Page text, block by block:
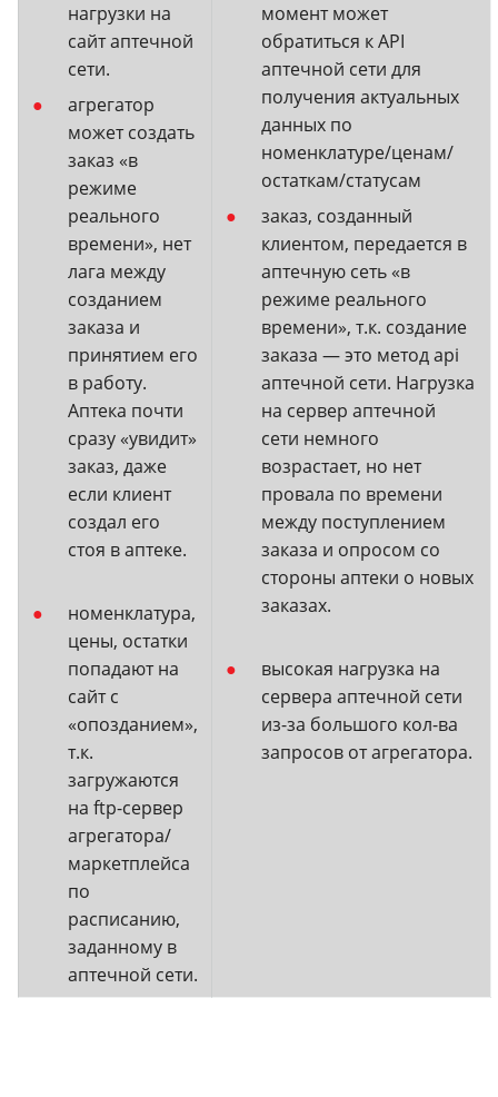
нагрузки на
сайт аптечной
сети.
агрегатор
может создать
заказ «в
режиме
реального
времени», нет
лага между
созданием
заказа и
принятием его
в работу.
Аптека почти
сразу «увидит»
заказ, даже
если клиент
создал его
стоя в аптеке.
номенклатура,
цены, остатки
попадают на
сайт с
«опозданием»,
т.к.
загружаются
на ftp-сервер
агрегатора/
маркетплейса
по
расписанию,
заданному в
аптечной сети.
момент может
обратиться к API
аптечной сети для
получения актуальных
данных по
номенклатуре/ценам/
остаткам/статусам
заказ, созданный
клиентом, передается в
аптечную сеть «в
режиме реального
времени», т.к. создание
заказа — это метод api
аптечной сети. Нагрузка
на сервер аптечной
сети немного
возрастает, но нет
провала по времени
между поступлением
заказа и опросом со
стороны аптеки о новых
заказах.
высокая нагрузка на
сервера аптечной сети
из-за большого кол-ва
запросов от агрегатора.